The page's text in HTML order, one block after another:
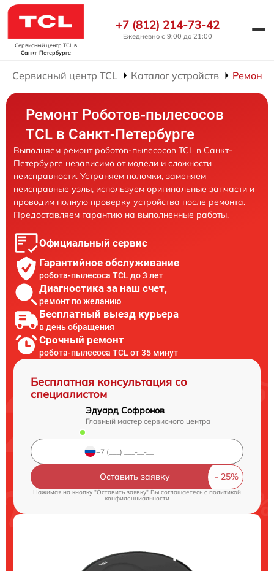
Сервисный центр TCL в
Санкт-Петербурге
+7 (812) 214-73-42
Ежедневно с 9:00 до 21:00
Сервисный центр TCL Каталог устройств Ремонт
Ремонт Роботов-пылесосов
TCL в Санкт-Петербурге
Выполняем ремонт роботов-пылесосов TCL в Санкт-
Петербурге независимо от модели и сложности
неисправности. Устраняем поломки, заменяем
неисправные узлы, используем оригинальные запчасти и
проводим полную проверку устройства после ремонта.
Предоставляем гарантию на выполненные работы.
Официальный сервис
Гарантийное обслуживание
робота-пылесоса TCL до 3 лет
Диагностика за наш счет,
ремонт по желанию
Бесплатный выезд курьера
в день обращения
Срочный ремонт
робота-пылесоса TCL от 35 минут
Бесплатная консультация со
специалистом
Эдуард Софронов
Главный мастер сервисного центра
Оставить заявку
Нажимая на кнопку "Оставить заявку" Вы соглашаетесь cполитикой
конфиденциальности